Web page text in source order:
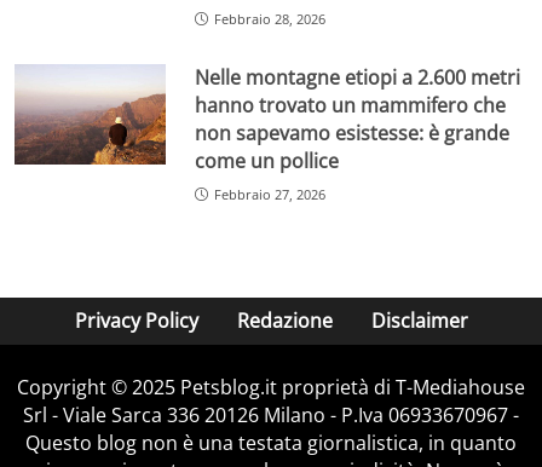
Febbraio 28, 2026
Nelle montagne etiopi a 2.600 metri
hanno trovato un mammifero che
non sapevamo esistesse: è grande
come un pollice
Febbraio 27, 2026
Privacy Policy Redazione Disclaimer
Copyright © 2025 Petsblog.it proprietà di T-Mediahouse
Srl - Viale Sarca 336 20126 Milano - P.Iva 06933670967 -
Questo blog non è una testata giornalistica, in quanto